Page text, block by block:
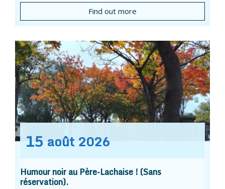
Find out more
15 août 2026
Humour noir au Père-Lachaise ! (Sans
réservation).